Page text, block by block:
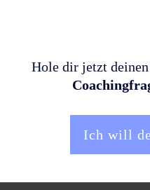
Hole dir jetzt
Ich will